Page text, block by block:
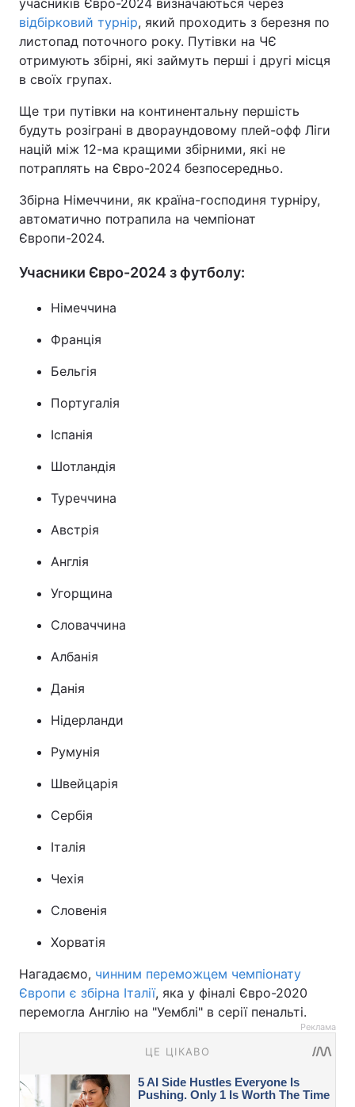
учасників Євро-2024 визначаються через
відбірковий турнір, який проходить з березня по
листопад поточного року. Путівки на ЧЄ
отримують збірні, які займуть перші і другі місця
в своїх групах.
Ще три путівки на континентальну першість
будуть розіграні в двораундовому плей-офф Ліги
націй між 12-ма кращими збірними, які не
потраплять на Євро-2024 безпосередньо.
Збірна Німеччини, як країна-господиня турніру,
автоматично потрапила на чемпіонат
Європи-2024.
Учасники Євро-2024 з футболу:
Німеччина
Франція
Бельгія
Португалія
Іспанія
Шотландія
Туреччина
Австрія
Англія
Угорщина
Словаччина
Албанія
Данія
Нідерланди
Румунія
Швейцарія
Сербія
Італія
Чехія
Словенія
Хорватія
Нагадаємо, чинним переможцем чемпіонату
Європи є збірна Італії, яка у фіналі Євро-2020
перемогла Англію на "Уемблі" в серії пенальті.
Реклама